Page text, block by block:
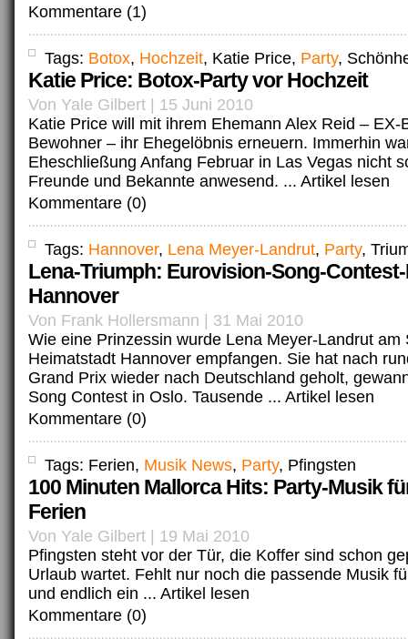
Kommentare (1)
Tags: Botox, Hochzeit, Katie Price, Party,
Katie Price: Botox-Party vor Hochzeit
Von Yale Gilbert | 15 Juni 2010
Katie Price will mit ihrem Ehemann Alex Reid – EX-
Bewohner – ihr Ehegelöbnis erneuern. Immerhin
Eheschließung Anfang Februar in Las Vegas nicht
Freunde und Bekannte anwesend. ... Artikel lesen
Kommentare (0)
Tags: Hannover, Lena Meyer-Landrut, Party,
Lena-Triumph: Eurovision-Song-
Hannover
Von Frank Hollersmann | 31 Mai 2010
Wie eine Prinzessin wurde Lena Meyer-Landrut am
Heimatstadt Hannover empfangen. Sie hat nach
Grand Prix wieder nach Deutschland geholt,
Song Contest in Oslo. Tausende ... Artikel lesen
Kommentare (0)
Tags: Ferien, Musik News, Party, Pfingsten
100 Minuten Mallorca Hits: Party-Musik
Ferien
Von Yale Gilbert | 19 Mai 2010
Pfingsten steht vor der Tür, die Koffer sind schon
Urlaub wartet. Fehlt nur noch die passende Musik
und endlich ein ... Artikel lesen
Kommentare (0)